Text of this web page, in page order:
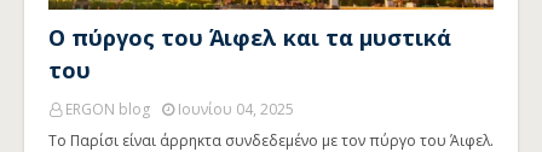
Ο πύργος του Άιφελ και τα μυστικά
του
ERGON blog
Ιουνίου 04, 2025
Το Παρίσι είναι άρρηκτα συνδεδεμένο με τον πύργο του Άιφελ.